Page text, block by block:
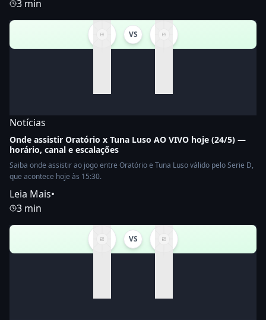
3 min
VS
Notícias
Onde assistir Oratório x Tuna Luso AO VIVO hoje (24/5) —
horário, canal e escalações
Saiba onde assistir ao jogo entre Oratório e Tuna Luso válido pelo Serie D,
que acontece hoje às 15:30.
Leia Mais•
3 min
VS